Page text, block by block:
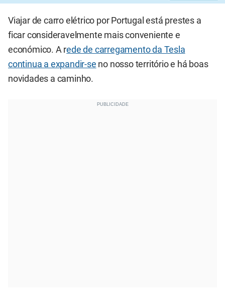
Viajar de carro elétrico por Portugal está prestes a
ficar consideravelmente mais conveniente e
económico. A rede de carregamento da Tesla
continua a expandir-se no nosso território e há boas
novidades a caminho.